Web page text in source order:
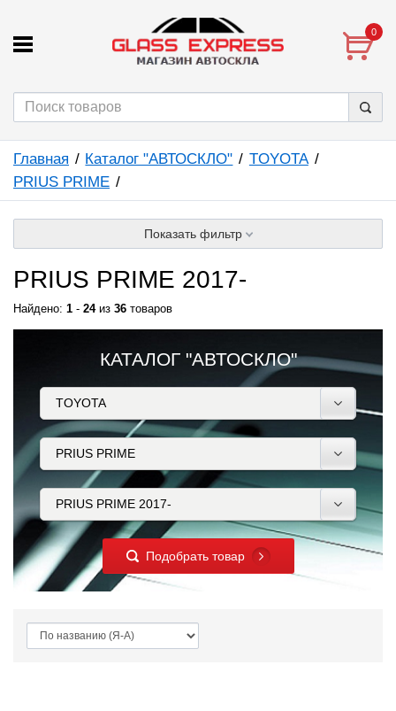
0
Главная Каталог "АВТОСКЛО"
TOYOTA
PRIUS PRIME
Показать фильтр
PRIUS PRIME 2017-
Найдено: 1 - 24из 36 товаров
КАТАЛОГ "АВТОСКЛО"
Подобрать товар